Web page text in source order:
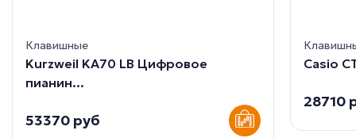
Клавишные
Kurzweil KA70 LB Цифровое
пианин...
53370 руб
Casio
28710